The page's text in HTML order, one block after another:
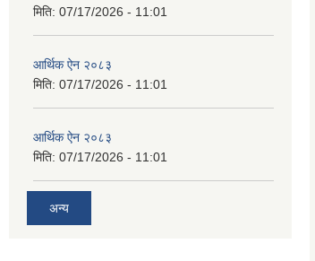
मिति: 07/17/2026 - 11:01
आर्थिक ऐन २०८३
मिति: 07/17/2026 - 11:01
आर्थिक ऐन २०८३
मिति: 07/17/2026 - 11:01
अन्य